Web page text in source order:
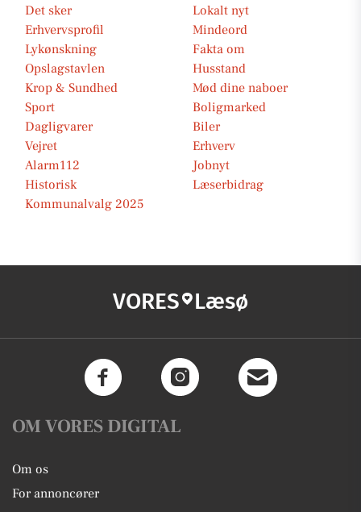
Det sker
Lokalt nyt
Erhvervsprofil
Mindeord
Lykønskning
Fakta om
Opslagstavlen
Husstand
Krop & Sundhed
Mød dine naboer
Sport
Boligmarked
Dagligvarer
Biler
Vejret
Erhverv
Alarm112
Jobnyt
Historisk
Læserbidrag
Kommunalvalg 2025
VORES Læsø
OM VORES DIGITAL
Om os
For annoncører